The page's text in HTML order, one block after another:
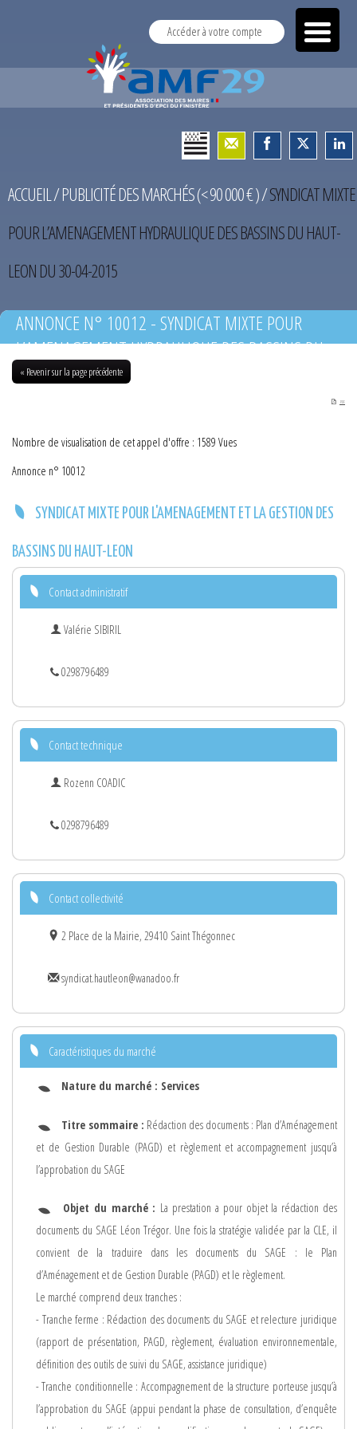
Accéder à votre compte
ACCUEIL/PUBLICITÉ DES MARCHÉS (< 90 000 € )/SYNDICAT MIXTE
POUR L’AMENAGEMENT HYDRAULIQUE DES BASSINS DU HAUT-
LEON DU 30-04-2015
ANNONCE N° 10012 - SYNDICAT MIXTE POUR
L’AMENAGEMENT HYDRAULIQUE DES BASSINS DU
HAUT-LEON DU 30-04-2015
« Revenir sur la page précédente
PDF
Nombre de visualisation de cet appel d'offre : 1589 Vues
Annonce n° 10012
SYNDICAT MIXTE POUR L'AMENAGEMENT ET LA GESTION DES
BASSINS DU HAUT-LEON
Contact administratif
Valérie SIBIRIL
0298796489
Contact technique
Rozenn COADIC
0298796489
Contact collectivité
2 Place de la Mairie, 29410 Saint Thégonnec
syndicat.hautleon@wanadoo.fr
Caractéristiques du marché
Nature du marché : Services
Titre sommaire : Rédaction des documents : Plan d’Aménagement
et de Gestion Durable (PAGD) et règlement et accompagnement jusqu’à
l’approbation du SAGE
Objet du marché : La prestation a pour objet la rédaction des
documents du SAGE Léon Trégor. Une fois la stratégie validée par la CLE, il
convient de la traduire dans les documents du SAGE : le Plan
d’Aménagement et de Gestion Durable (PAGD) et le règlement.
Le marché comprend deux tranches :
- Tranche ferme : Rédaction des documents du SAGE et relecture juridique
(rapport de présentation, PAGD, règlement, évaluation environnementale,
définition des outils de suivi du SAGE, assistance juridique)
- Tranche conditionnelle : Accompagnement de la structure porteuse jusqu’à
l’approbation du SAGE (appui pendant la phase de consultation, d’enquête